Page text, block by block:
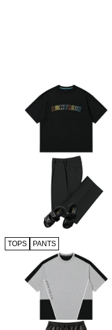
TOPS PANTS